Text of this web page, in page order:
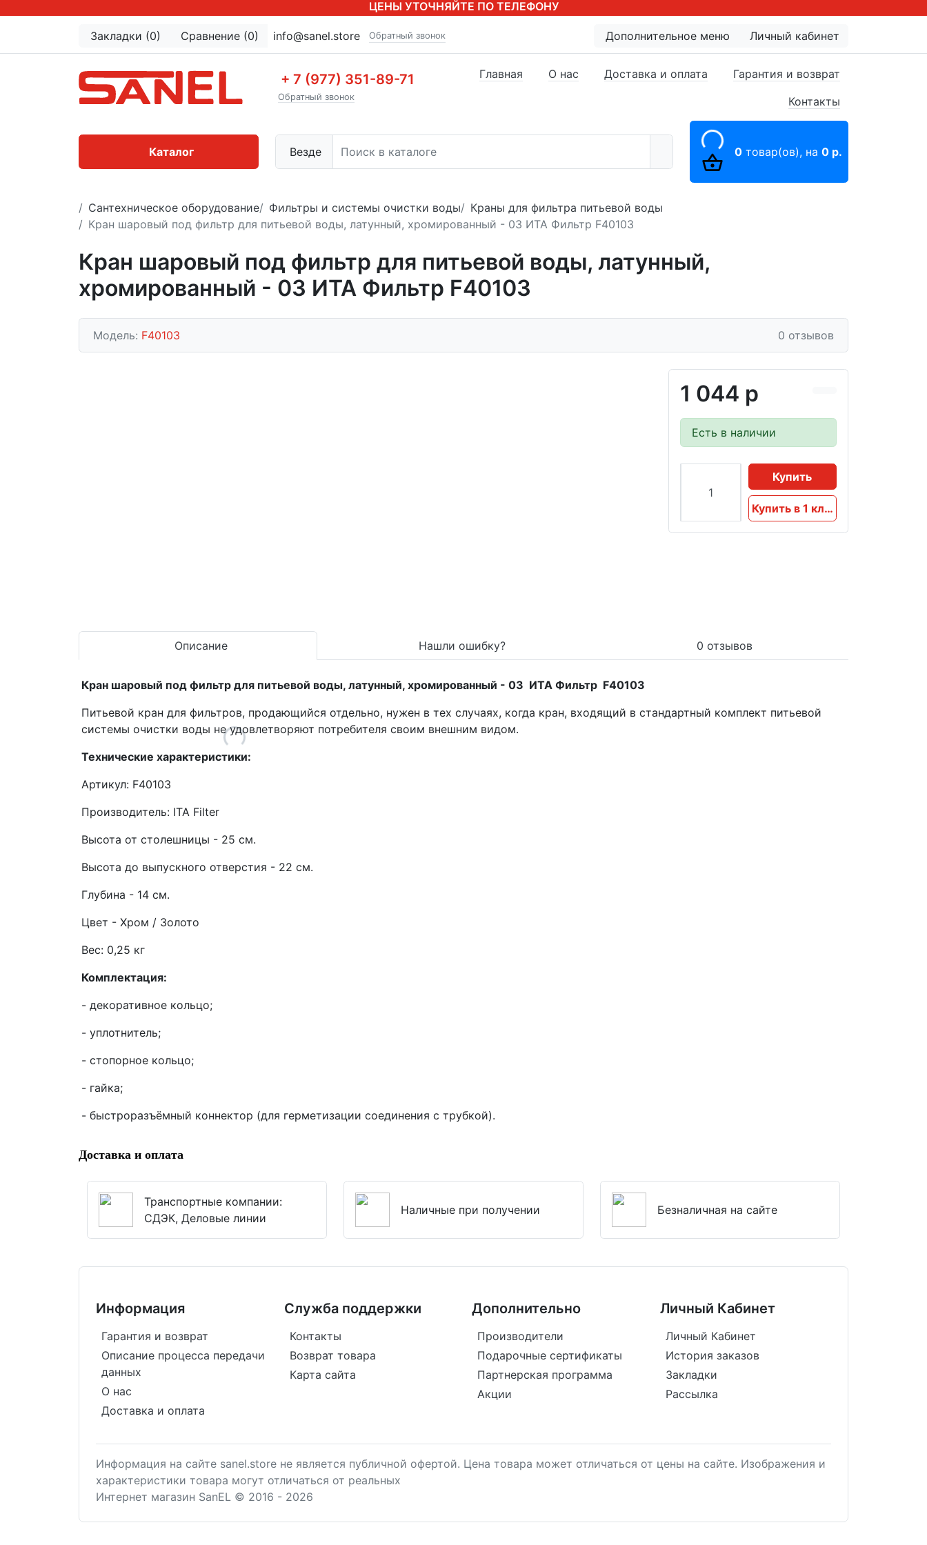
ЦЕНЫ УТОЧНЯЙТЕ ПО ТЕЛЕФОНУ
Закладки (0) Сравнение (0) info@sanel.store Обратный звонок Дополнительное меню Личный кабинет
+ 7 (977) 351-89-71
Обратный звонок
Везде
Главная О нас Доставка и оплата
Гарантия и возврат
Контакты
0 товар(ов), на 0 р.
Каталог
Сантехническое оборудование Фильтры и системы очистки воды
Краны для фильтра питьевой воды
Кран шаровый под фильтр для питьевой воды, латунный, хромированный - 03 ИТА Фильтр F40103
Кран шаровый под фильтр для питьевой воды, латунный,
хромированный - 03 ИТА Фильтр F40103
Модель: F40103 0 отзывов
1 044 р
Есть в наличии
Купить
Купить в 1 клик
Описание Нашли ошибку? 0 отзывов
Кран шаровый под фильтр для питьевой воды, латунный, хромированный - 03 ИТА Фильтр F40103
Питьевой кран для фильтров, продающийся отдельно, нужен в тех случаях, когда кран, входящий в стандартный комплект питьевой
системы очистки воды не удовлетворяют потребителя своим внешним видом.
Технические характеристики:
Артикул: F40103
Производитель: ITA Filter
Высота от столешницы - 25 см.
Высота до выпускного отверстия - 22 см.
Глубина - 14 см.
Цвет - Хром / Золото
Вес: 0,25 кг
Комплектация:
- декоративное кольцо;
- уплотнитель;
- стопорное кольцо;
- гайка;
- быстроразъёмный коннектор (для герметизации соединения с трубкой).
Доставка и оплата
Транспортные компании:
СДЭК, Деловые линии
Наличные при получении Безналичная на сайте
Информация
Гарантия и возврат
Описание процесса передачи
данных
О нас
Доставка и оплата
Служба поддержки
Контакты
Возврат товара
Карта сайта
Дополнительно
Производители
Подарочные сертификаты
Партнерская программа
Акции
Личный Кабинет
Личный Кабинет
История заказов
Закладки
Рассылка
Информация на сайте sanel.store не является публичной офертой. Цена товара может отличаться от цены на сайте. Изображения и
характеристики товара могут отличаться от реальных
Интернет магазин SanEL © 2016 - 2026